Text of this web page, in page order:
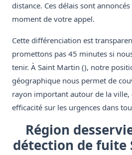
distance. Ces délais sont
moment de votre appel.
Cette différenciation est
promettons pas 45 minutes si
tenir. À Saint Martin (), notre
géographique nous permet de
rayon important autour de la
efficacité sur les urgences dans
Région
détection de fuite